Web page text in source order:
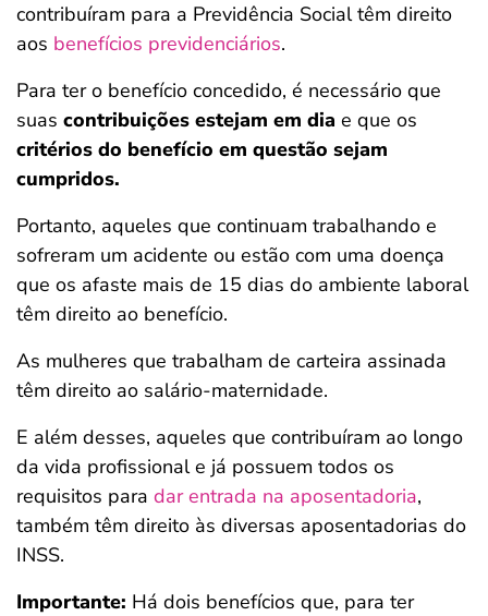
contribuíram para a Previdência Social têm direito
aos benefícios previdenciários.
Para ter o benefício concedido, é necessário que
suas contribuições estejam em dia e que os
critérios do benefício em questão sejam
cumpridos.
Portanto, aqueles que continuam trabalhando e
sofreram um acidente ou estão com uma doença
que os afaste mais de 15 dias do ambiente laboral
têm direito ao benefício.
As mulheres que trabalham de carteira assinada
têm direito ao salário-maternidade.
E além desses, aqueles que contribuíram ao longo
da vida profissional e já possuem todos os
requisitos para dar entrada na aposentadoria,
também têm direito às diversas aposentadorias do
INSS.
Importante: Há dois benefícios que, para ter